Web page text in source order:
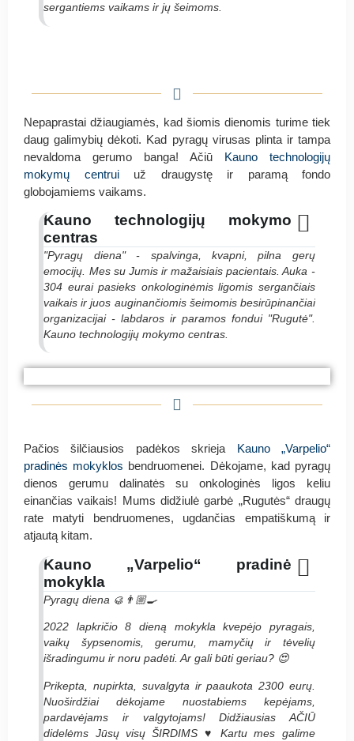
sergantiems vaikams ir jų šeimoms.
Nepaprastai džiaugiamės, kad šiomis dienomis turime tiek
daug galimybių dėkoti. Kad pyragų virusas plinta ir tampa
nevaldoma gerumo banga! Ačiū Kauno technologijų
mokymų centruiuž draugystę ir paramą fondo
globojamiems vaikams.
Kauno technologijų mokymo
centras
"Pyragų diena" - spalvinga, kvapni, pilna gerų
emocijų. Mes su Jumis ir mažaisiais pacientais. Auka -
304 eurai pasieks onkologinėmis ligomis sergančiais
vaikais ir juos auginančiomis šeimomis besirūpinančiai
organizacijai - labdaros ir paramos fondui "Rugutė".
Kauno technologijų mokymo centras.
#PyragasRugutei Kauno technologijų mokymo
centras
#PyragasRugutei Kauno technologijų mokymo
centras
#PyragasRugutei Kauno technologijų mokymo
centras
Pačios šilčiausios padėkos skrieja
Kauno „Varpelio“
pradinės mokyklos bendruomenei. Dėkojame, kad pyragų
dienos gerumu dalinatės su onkologinės ligos keliu
einančias vaikais! Mums didžiulė garbė „Rugutės“ draugų
rate matyti bendruomenes, ugdančias empatiškumą ir
atjautą kitam.
Kauno „Varpelio“ pradinė
mokykla
Pyragų diena 🥮👨🏼‍🍳
2022 lapkričio 8 dieną mokykla kvepėjo pyragais,
vaikų šypsenomis, gerumu, mamyčių ir tėvelių
išradingumu ir noru padėti. Ar gali būti geriau? 😍
Prikepta, nupirkta, suvalgyta ir paaukota 2300 eurų.
Nuoširdžiai dėkojame nuostabiems kepėjams,
pardavėjams ir valgytojams! Didžiausias AČIŪ
didelėms Jūsų visų ŠIRDIMS ♥️ Kartu mes galime